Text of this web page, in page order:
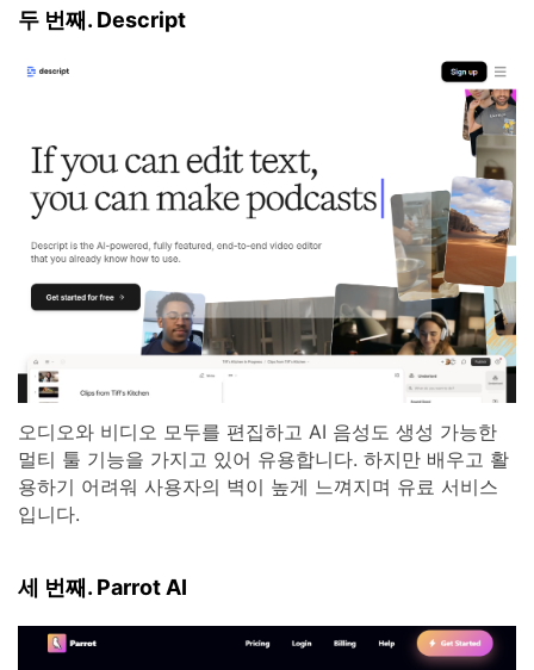
두 번째. Descript
오디오와 비디오 모두를 편집하고 AI 음성도 생성 가능한
멀티 툴 기능을 가지고 있어 유용합니다. 하지만 배우고 활
용하기 어려워 사용자의 벽이 높게 느껴지며 유료 서비스
입니다.
세 번째. Parrot AI